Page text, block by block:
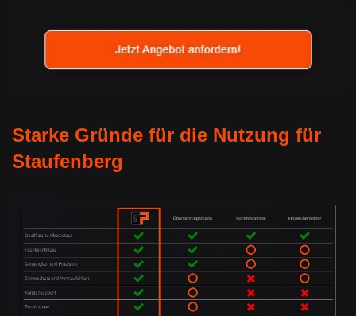
Starke Gründe für die Nutzung für
Staufenberg